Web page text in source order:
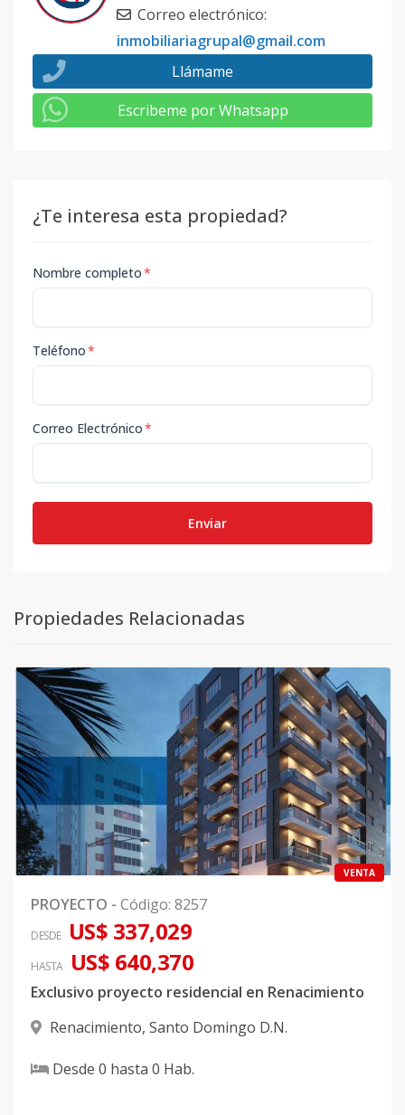
Correo electrónico:
inmobiliariagrupal@gmail.com
Llámame
Escribeme por Whatsapp
¿Te interesa esta propiedad?
Nombre completo*
Teléfono*
Correo Electrónico*
Enviar
Propiedades Relacionadas
VENTA
PROYECTO - Código: 8257
DESDE US$ 337,029
HASTA US$ 640,370
Exclusivo proyecto residencial en Renacimiento
Renacimiento, Santo Domingo D.N.
Desde 0 hasta 0 Hab.